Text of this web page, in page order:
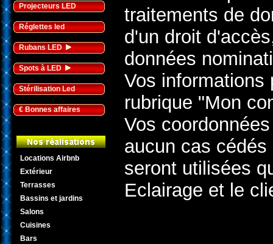
Projecteurs LED
Réglettes led
Rubans LED
Spots à LED
Stérilisation Led
€ Bonnes affaires
Locations Airbnb
Extérieur
Terrasses
Bassins et jardins
Salons
Cuisines
Bars
traitements de
d'un droit
données
Vos informations
rubrique "Mon
Vos
aucun cas
seront utilisées
Eclairage et le